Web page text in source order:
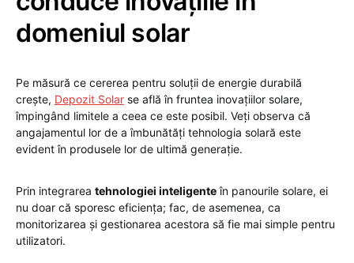
domeniul solar
Pe măsură ce cererea pentru soluții de energie durabilă
crește, Depozit Solar se află în fruntea inovațiilor solare,
împingând limitele a ceea ce este posibil. Veți observa că
angajamentul lor de a îmbunătăți tehnologia solară este
evident în produsele lor de ultimă generație.
Prin integrarea tehnologiei inteligenteîn panourile solare, ei
nu doar că sporesc eficiența; fac, de asemenea, ca
monitorizarea și gestionarea acestora să fie mai simple pentru
utilizatori.